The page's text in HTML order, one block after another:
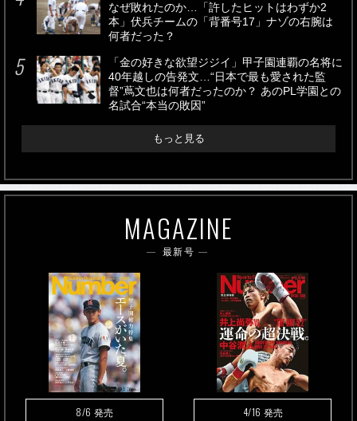
なぜ敗れたのか…「許したヒットはわずか2
本」伏兵チームの「背番号17」ナゾの右腕は
何者だった？
「金の好きな欲望ジジイ」甲子園連覇の名将に
40年越しの告発文…“日本で最も愛された監
督”蔦文也は何者だったのか？ あのPL学園との
名試合“本当の敗因”
もっと見る
MAGAZINE
最新号
8/6 発売 4/16 発売